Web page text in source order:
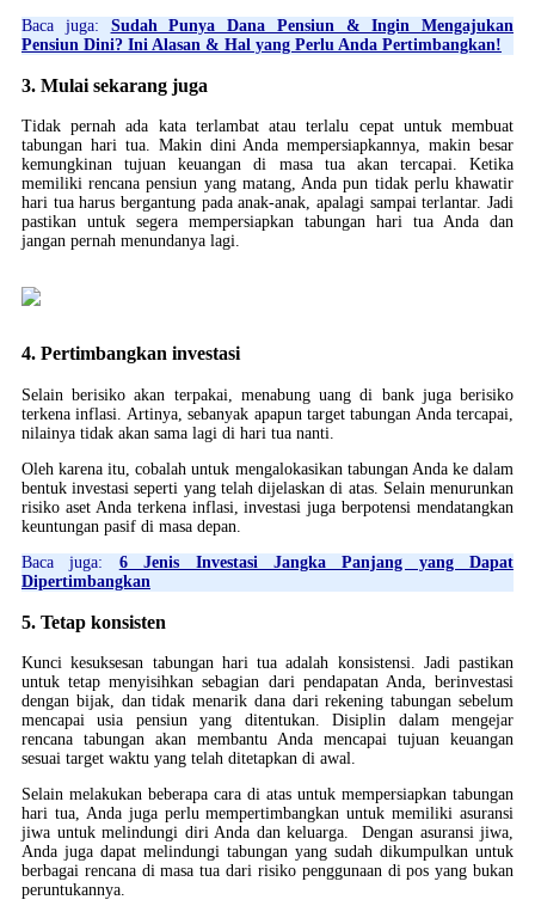
Baca juga: Sudah Punya Dana Pensiun & Ingin Mengajukan
Pensiun Dini? Ini Alasan & Hal yang Perlu Anda Pertimbangkan!
3. Mulai sekarang juga
Tidak pernah ada kata terlambat atau terlalu cepat untuk membuat
tabungan hari tua. Makin dini Anda mempersiapkannya, makin besar
kemungkinan tujuan keuangan di masa tua akan tercapai. Ketika
memiliki rencana pensiun yang matang, Anda pun tidak perlu khawatir
hari tua harus bergantung pada anak-anak, apalagi sampai terlantar. Jadi
pastikan untuk segera mempersiapkan tabungan hari tua Anda dan
jangan pernah menundanya lagi.
4. Pertimbangkan investasi
Selain berisiko akan terpakai, menabung uang di bank juga berisiko
terkena inflasi. Artinya, sebanyak apapun target tabungan Anda tercapai,
nilainya tidak akan sama lagi di hari tua nanti.
Oleh karena itu, cobalah untuk mengalokasikan tabungan Anda ke dalam
bentuk investasi seperti yang telah dijelaskan di atas. Selain menurunkan
risiko aset Anda terkena inflasi, investasi juga berpotensi mendatangkan
keuntungan pasif di masa depan.
Baca juga: 6 Jenis Investasi Jangka Panjang yang Dapat
Dipertimbangkan
5. Tetap konsisten
Kunci kesuksesan tabungan hari tua adalah konsistensi. Jadi pastikan
untuk tetap menyisihkan sebagian dari pendapatan Anda, berinvestasi
dengan bijak, dan tidak menarik dana dari rekening tabungan sebelum
mencapai usia pensiun yang ditentukan. Disiplin dalam mengejar
rencana tabungan akan membantu Anda mencapai tujuan keuangan
sesuai target waktu yang telah ditetapkan di awal.
Selain melakukan beberapa cara di atas untuk mempersiapkan tabungan
hari tua, Anda juga perlu mempertimbangkan untuk memiliki asuransi
jiwa untuk melindungi diri Anda dan keluarga. Dengan asuransi jiwa,
Anda juga dapat melindungi tabungan yang sudah dikumpulkan untuk
berbagai rencana di masa tua dari risiko penggunaan di pos yang bukan
peruntukannya.